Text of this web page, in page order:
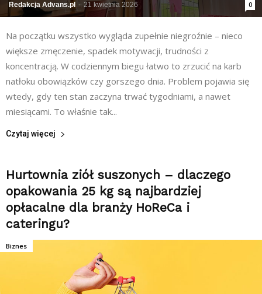
Redakcja Advans.pl - 21 kwietnia 2026 0
Na początku wszystko wygląda zupełnie niegroźnie – nieco
większe zmęczenie, spadek motywacji, trudności z
koncentracją. W codziennym biegu łatwo to zrzucić na karb
natłoku obowiązków czy gorszego dnia. Problem pojawia się
wtedy, gdy ten stan zaczyna trwać tygodniami, a nawet
miesiącami. To właśnie tak...
Czytaj więcej
Hurtownia ziół suszonych – dlaczego
opakowania 25 kg są najbardziej
opłacalne dla branży HoReCa i
cateringu?
Biznes